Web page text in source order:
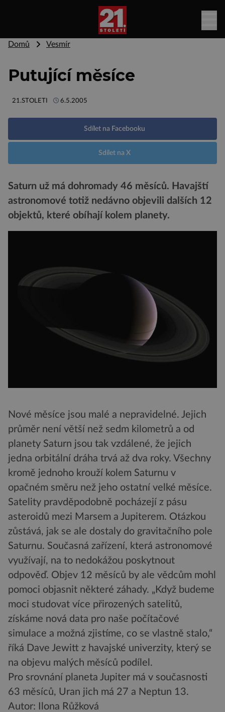
Domů Vesmír
Putující měsíce
21.STOLETI 6.5.2005
Sdílet na Facebooku
Sdílet na X
Saturn už má dohromady 46 měsíců. Havajští
astronomové totiž nedávno objevili dalších 12
objektů, které obíhají kolem planety.
Nové měsíce jsou malé a nepravidelné. Jejich
průměr není větší než sedm kilometrů a od
planety Saturn jsou tak vzdálené, že jejich
jedna orbitální dráha trvá až dva roky. Všechny
kromě jednoho krouží kolem Saturnu v
opačném směru než jeho ostatní velké měsíce.
Satelity pravděpodobně pocházejí z pásu
asteroidů mezi Marsem a Jupiterem. Otázkou
zůstává, jak se ale dostaly do gravitačního pole
Saturnu. Současná zařízení, která astronomové
využívají, na to nedokážou poskytnout
odpověď. Objev 12 měsíců by ale vědcům mohl
pomoci objasnit některé záhady. „Když budeme
moci studovat více přirozených satelitů,
získáme nová data pro naše počítačové
simulace a možná zjistíme, co se vlastně stalo,“
říká Dave Jewitt z havajské univerzity, který se
na objevu malých měsíců podílel.
Pro srovnání planeta Jupiter má v současnosti
63 měsíců, Uran jich má 27 a Neptun 13.
Autor: Ilona Růžková